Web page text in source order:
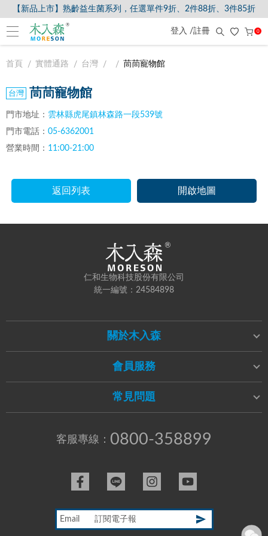
【新品上市】熟齡益生菌系列，任選單件9折、2件88折、3件85折
登入 /註冊 0
首頁 實體通路 台灣 茼茼寵物館
茼茼寵物館
門市地址： 雲林縣虎尾鎮林森路一段539號
門市電話： 05-6362001
營業時間： 11:00-21:00
返回列表 開啟地圖
仁和生物科技股份有限公司
統一編號：24584898
關於木入森
會員服務
常見問題
客服專線： 0800-358899
Email